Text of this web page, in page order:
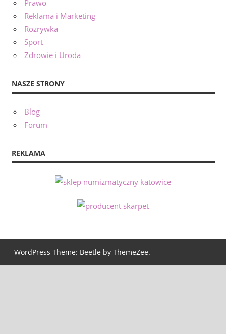
Prawo
Reklama i Marketing
Rozrywka
Sport
Zdrowie i Uroda
NASZE STRONY
Blog
Forum
REKLAMA
WordPress Theme: Beetle by ThemeZee.